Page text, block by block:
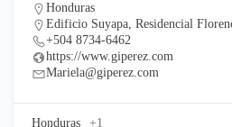
Honduras
Edificio Suyapa, Residencial
+504 8734-6462
https://www.giperez.com
Mariela@giperez.com
Honduras +1